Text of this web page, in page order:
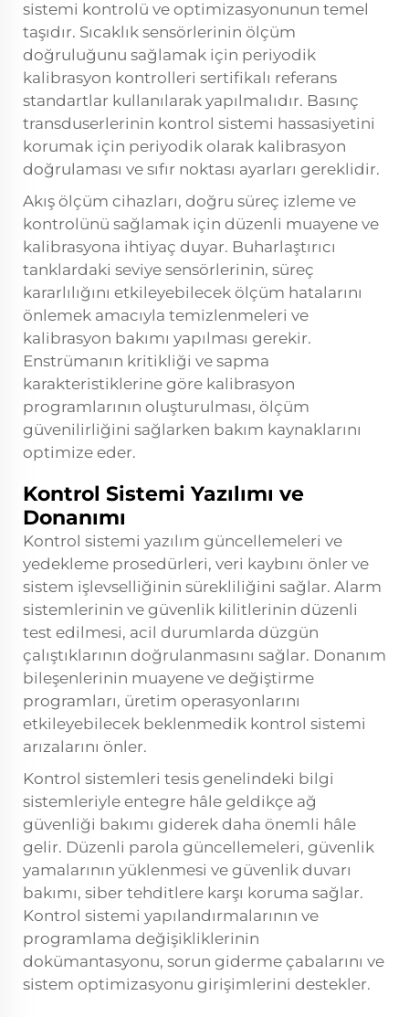
sistemi kontrolü ve optimizasyonunun temel
taşıdır. Sıcaklık sensörlerinin ölçüm
doğruluğunu sağlamak için periyodik
kalibrasyon kontrolleri sertifikalı referans
standartlar kullanılarak yapılmalıdır. Basınç
transduserlerinin kontrol sistemi hassasiyetini
korumak için periyodik olarak kalibrasyon
doğrulaması ve sıfır noktası ayarları gereklidir.
Akış ölçüm cihazları, doğru süreç izleme ve
kontrolünü sağlamak için düzenli muayene ve
kalibrasyona ihtiyaç duyar. Buharlaştırıcı
tanklardaki seviye sensörlerinin, süreç
kararlılığını etkileyebilecek ölçüm hatalarını
önlemek amacıyla temizlenmeleri ve
kalibrasyon bakımı yapılması gerekir.
Enstrümanın kritikliği ve sapma
karakteristiklerine göre kalibrasyon
programlarının oluşturulması, ölçüm
güvenilirliğini sağlarken bakım kaynaklarını
optimize eder.
Kontrol Sistemi Yazılımı ve
Donanımı
Kontrol sistemi yazılım güncellemeleri ve
yedekleme prosedürleri, veri kaybını önler ve
sistem işlevselliğinin sürekliliğini sağlar. Alarm
sistemlerinin ve güvenlik kilitlerinin düzenli
test edilmesi, acil durumlarda düzgün
çalıştıklarının doğrulanmasını sağlar. Donanım
bileşenlerinin muayene ve değiştirme
programları, üretim operasyonlarını
etkileyebilecek beklenmedik kontrol sistemi
arızalarını önler.
Kontrol sistemleri tesis genelindeki bilgi
sistemleriyle entegre hâle geldikçe ağ
güvenliği bakımı giderek daha önemli hâle
gelir. Düzenli parola güncellemeleri, güvenlik
yamalarının yüklenmesi ve güvenlik duvarı
bakımı, siber tehditlere karşı koruma sağlar.
Kontrol sistemi yapılandırmalarının ve
programlama değişikliklerinin
dokümantasyonu, sorun giderme çabalarını ve
sistem optimizasyonu girişimlerini destekler.